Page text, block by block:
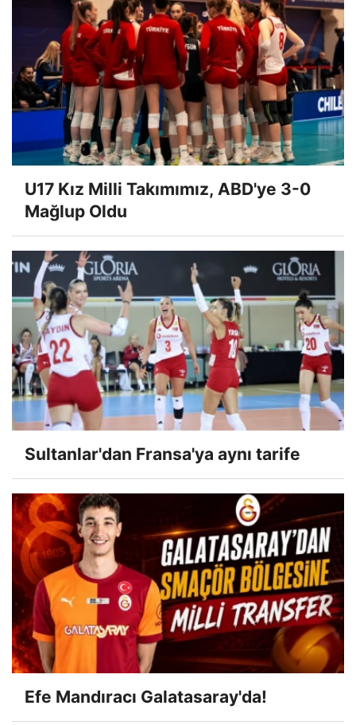
U17 Kız Milli Takımımız, ABD'ye 3-0
Mağlup Oldu
Sultanlar'dan Fransa'ya aynı tarife
Efe Mandıracı Galatasaray'da!